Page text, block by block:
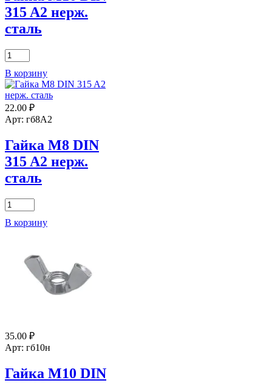
315 A2 нерж.
сталь
Количество
товара
Гайка
М16
DIN
315
A2
сталь
В корзину
22.00 ₽
Арт: гб8А2
Гайка М8 DIN
315 A2 нерж.
сталь
Количество
товара
Гайка
В корзину
35.00 ₽
Арт: гб10н
Гайка М10 DIN